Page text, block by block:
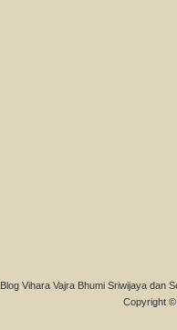
Blog Vihara Vajra Bhumi Sriwijaya dan
Copyright ©